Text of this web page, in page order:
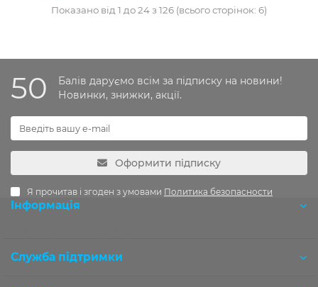
Показано від 1 до 24 з 126 (всього сторінок: 6)
50
Балів даруємо всім за підписку на новини!
Новинки, знижки, акції.
Оформити підписку
Я прочитав і згоден з умовами Политика безопасности
Інформація
Служба підтримки